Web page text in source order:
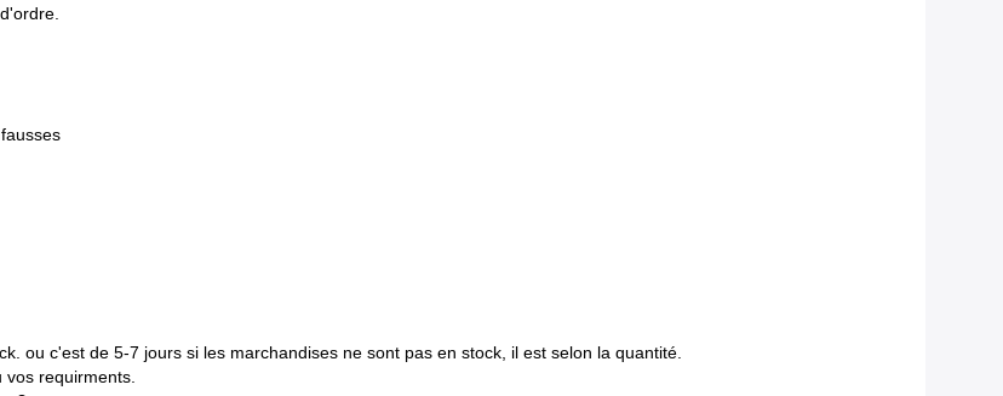
ou c'est de 5-7 jours si les marchandises ne sont pas en stock, il est selon la quantité.
requirments.